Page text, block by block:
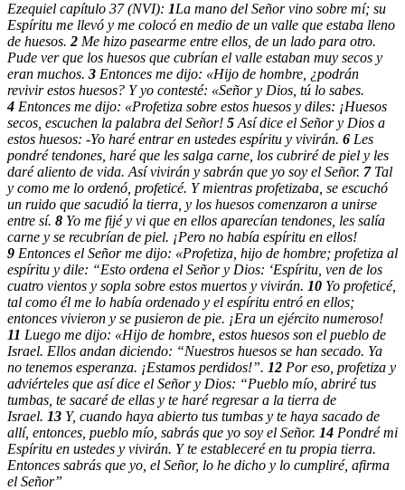
Ezequiel capítulo 37 (NVI): 1La mano del Señor vino sobre mí; su
Espíritu me llevó y me colocó en medio de un valle que estaba lleno
de huesos. 2 Me hizo pasearme entre ellos, de un lado para otro.
Pude ver que los huesos que cubrían el valle estaban muy secos y
eran muchos. 3 Entonces me dijo: «Hijo de hombre, ¿podrán
revivir estos huesos? Y yo contesté: «Señor y Dios, tú lo sabes.
4 Entonces me dijo: «Profetiza sobre estos huesos y diles: ¡Huesos
secos, escuchen la palabra del Señor! 5 Así dice el Señor y Dios a
estos huesos: -Yo haré entrar en ustedes espíritu y vivirán. 6 Les
pondré tendones, haré que les salga carne, los cubriré de piel y les
daré aliento de vida. Así vivirán y sabrán que yo soy el Señor. 7 Tal
y como me lo ordenó, profeticé. Y mientras profetizaba, se escuchó
un ruido que sacudió la tierra, y los huesos comenzaron a unirse
entre sí. 8 Yo me fijé y vi que en ellos aparecían tendones, les salía
carne y se recubrían de piel. ¡Pero no había espíritu en ellos!
9 Entonces el Señor me dijo: «Profetiza, hijo de hombre; profetiza al
espíritu y dile: “Esto ordena el Señor y Dios: ‘Espíritu, ven de los
cuatro vientos y sopla sobre estos muertos y vivirán. 10 Yo profeticé,
tal como él me lo había ordenado y el espíritu entró en ellos;
entonces vivieron y se pusieron de pie. ¡Era un ejército numeroso!
11 Luego me dijo: «Hijo de hombre, estos huesos son el pueblo de
Israel. Ellos andan diciendo: “Nuestros huesos se han secado. Ya
no tenemos esperanza. ¡Estamos perdidos!”. 12 Por eso, profetiza y
adviérteles que así dice el Señor y Dios: “Pueblo mío, abriré tus
tumbas, te sacaré de ellas y te haré regresar a la tierra de
Israel. 13 Y, cuando haya abierto tus tumbas y te haya sacado de
allí, entonces, pueblo mío, sabrás que yo soy el Señor. 14 Pondré mi
Espíritu en ustedes y vivirán. Y te estableceré en tu propia tierra.
Entonces sabrás que yo, el Señor, lo he dicho y lo cumpliré, afirma
el Señor”